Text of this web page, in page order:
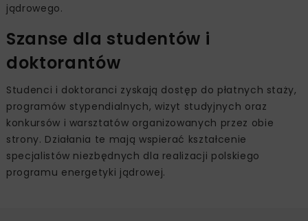
jądrowego.
Szanse dla studentów i
doktorantów
Studenci i doktoranci zyskają dostęp do płatnych staży,
programów stypendialnych, wizyt studyjnych oraz
konkursów i warsztatów organizowanych przez obie
strony. Działania te mają wspierać kształcenie
specjalistów niezbędnych dla realizacji polskiego
programu energetyki jądrowej.